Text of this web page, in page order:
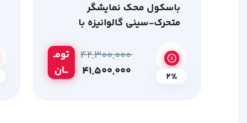
باسکول محک نمایشگر
متحرک-سینی گالوانیزه با
تومـ
ــان
۴۲,۳۰۰,۰۰۰
2%